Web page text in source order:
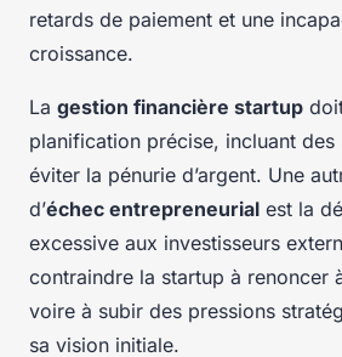
retards de paiement et une
croissance.
La gestion financière startup
planification précise, incluant des
éviter la pénurie d’argent. Une
d’échec entrepreneurial est la
excessive aux investisseurs
contraindre la startup à renoncer
voire à subir des pressions
sa vision initiale.